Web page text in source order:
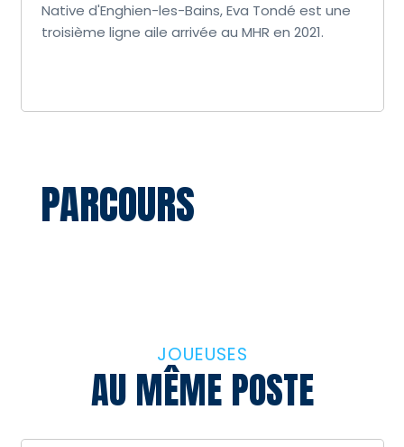
Native d'Enghien-les-Bains, Eva Tondé est une
troisième ligne aile arrivée au MHR en 2021.
PARCOURS
JOUEUSES
AU MÊME POSTE